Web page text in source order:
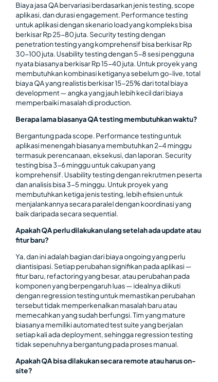
Biaya jasa QA bervariasi berdasarkan jenis testing, scope
aplikasi, dan durasi engagement. Performance testing
untuk aplikasi dengan skenario load yang kompleks bisa
berkisar Rp 25-80 juta. Security testing dengan
penetration testing yang komprehensif bisa berkisar Rp
30-100 juta. Usability testing dengan 5-8 sesi pengguna
nyata biasanya berkisar Rp 15-40 juta. Untuk proyek yang
membutuhkan kombinasi ketiganya sebelum go-live, total
biaya QA yang realistis berkisar 15-25% dari total biaya
development — angka yang jauh lebih kecil dari biaya
memperbaiki masalah di production.
Berapa lama biasanya QA testing membutuhkan waktu?
Bergantung pada scope. Performance testing untuk
aplikasi menengah biasanya membutuhkan 2-4 minggu
termasuk perencanaan, eksekusi, dan laporan. Security
testing bisa 3-6 minggu untuk cakupan yang
komprehensif. Usability testing dengan rekrutmen peserta
dan analisis bisa 3-5 minggu. Untuk proyek yang
membutuhkan ketiga jenis testing, lebih efisien untuk
menjalankannya secara paralel dengan koordinasi yang
baik daripada secara sequential.
Apakah QA perlu dilakukan ulang setelah ada update atau
fitur baru?
Ya, dan ini adalah bagian dari biaya ongoing yang perlu
diantisipasi. Setiap perubahan signifikan pada aplikasi —
fitur baru, refactoring yang besar, atau perubahan pada
komponen yang berpengaruh luas — idealnya diikuti
dengan regression testing untuk memastikan perubahan
tersebut tidak memperkenalkan masalah baru atau
memecahkan yang sudah berfungsi. Tim yang mature
biasanya memiliki automated test suite yang berjalan
setiap kali ada deployment, sehingga regression testing
tidak sepenuhnya bergantung pada proses manual.
Apakah QA bisa dilakukan secara remote atau harus on-
site?